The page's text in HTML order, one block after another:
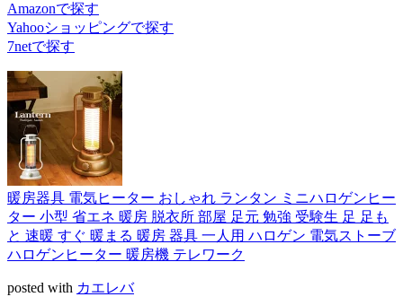
Amazonで探す
Yahooショッピングで探す
7netで探す
暖房器具 電気ヒーター おしゃれ ランタン ミニハロゲンヒー
ター 小型 省エネ 暖房 脱衣所 部屋 足元 勉強 受験生 足 足も
と 速暖 すぐ 暖まる 暖房 器具 一人用 ハロゲン 電気ストーブ
ハロゲンヒーター 暖房機 テレワーク
posted with カエレバ